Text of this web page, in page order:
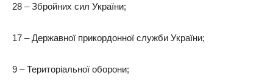
28 – Збройних сил України;
17 – Державної прикордонної служби України;
9 – Територіальної оборони;